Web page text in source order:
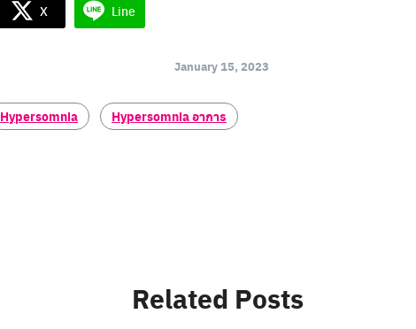
X Line
January 15, 2023
Hypersomnia Hypersomnia อาการ
Related Posts